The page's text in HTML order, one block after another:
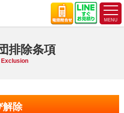
排除条項
Exclusion
解除